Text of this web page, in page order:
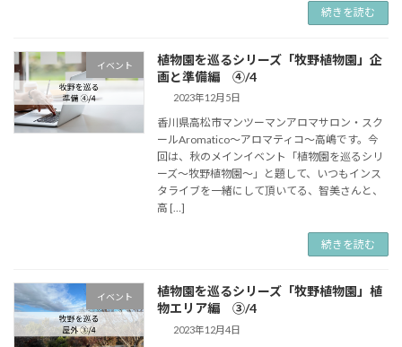
続きを読む
イベント
植物園を巡るシリーズ「牧野植物園」企
画と準備編 ④/4
2023年12月5日
香川県高松市マンツーマンアロマサロン・スク
ールAromatico～アロマティコ～高嶋です。今
回は、秋のメインイベント「植物園を巡るシリ
ーズ～牧野植物園～」と題して、いつもインス
タライブを一緒にして頂いてる、智美さんと、
高 […]
続きを読む
イベント
植物園を巡るシリーズ「牧野植物園」植
物エリア編 ③/4
2023年12月4日